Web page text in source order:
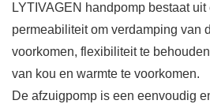
LYTIVAGEN handpomp bestaat
permeabiliteit om verdamping van
voorkomen, flexibiliteit te
van kou en warmte te voorkomen.
De afzuigpomp is een eenvoudig